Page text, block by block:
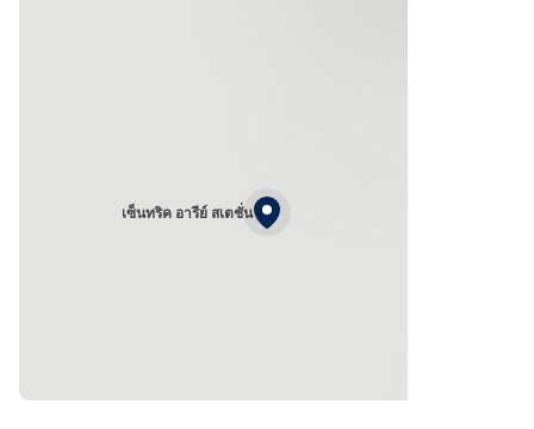
เซ็นทริค อารีย์ สเตชั่น